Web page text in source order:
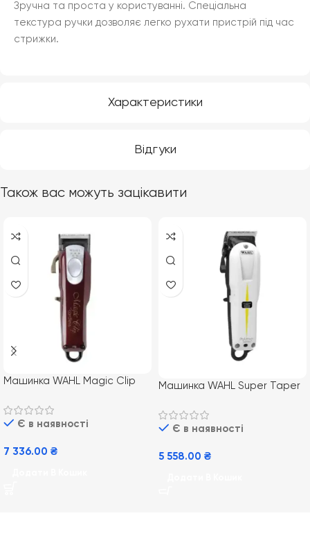
Характеристики
Відгуки
Зручна та проста у користуванні. Спеціальна
текстура ручки дозволяє легко рухати пристрій під час
стрижки.
Також вас можуть зацікавити
Машинка WAHL Magic Clip
Є в наявності
7 336.00 ₴
Машинка WAHL Super Taper
Є в наявності
5 558.00 ₴